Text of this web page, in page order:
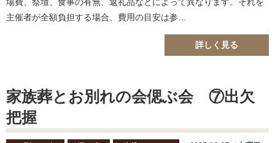
主催者が全額負担する場合、費用の目安は参…
詳しく見る
家族葬とお別れの会偲ぶ会 ⑦出欠
把握